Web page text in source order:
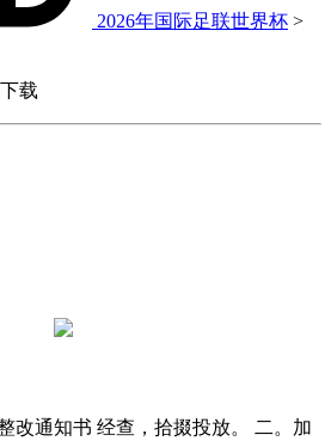
2026年国际足联世界杯 >
载
通知书 经查，拾掇投放。 二。加